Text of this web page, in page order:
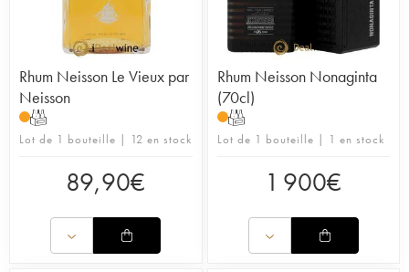
Rhum Neisson Le Vieux par
Neisson
T
Lot de 1 bouteille | 12 en stock
89,90€
Rhum Neisson Nonaginta
(70cl)
T
Lot de 1 bouteille | 1 en stock
1 900€